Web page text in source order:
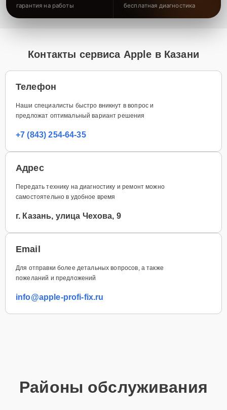
гарантия на работы бесплатная диагностика
Контакты сервиса Apple в Казани
Телефон
Наши специалисты быстро вникнут в вопрос и
предложат оптимальный вариант решения
+7 (843) 254-64-35
Адрес
Передать технику на диагностику и ремонт можно
самостоятельно в удобное время
г. Казань, улица Чехова, 9
Email
Для отправки более детальных вопросов, а также
пожеланий и предложений
info@apple-profi-fix.ru
Районы обслуживания